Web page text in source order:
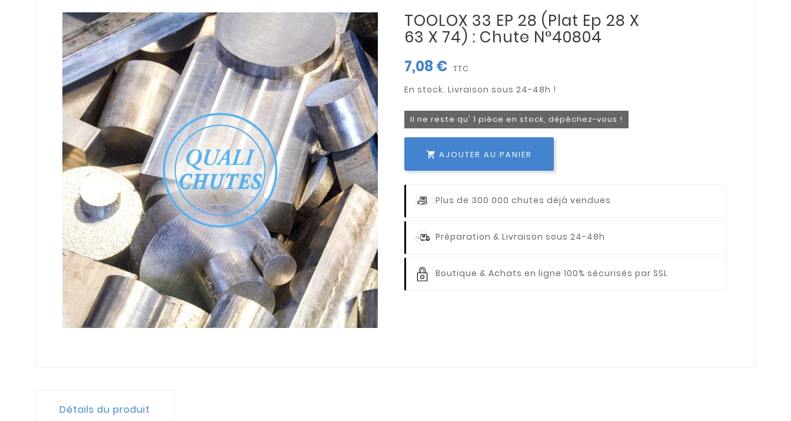
TOOLOX 33 EP 28 (Plat Ep 28 X
63 X 74) : Chute N°40804
7,08 € TTC
Il ne reste qu' 1 pièce en stock, dépêchez-vous !
 AJOUTER AU PANIER
Plus de 300 000 chutes déjà vendues
Préparation & Livraison sous 24-48h
Boutique & Achats en ligne 100% sécurisés par SSL
Détails du produit